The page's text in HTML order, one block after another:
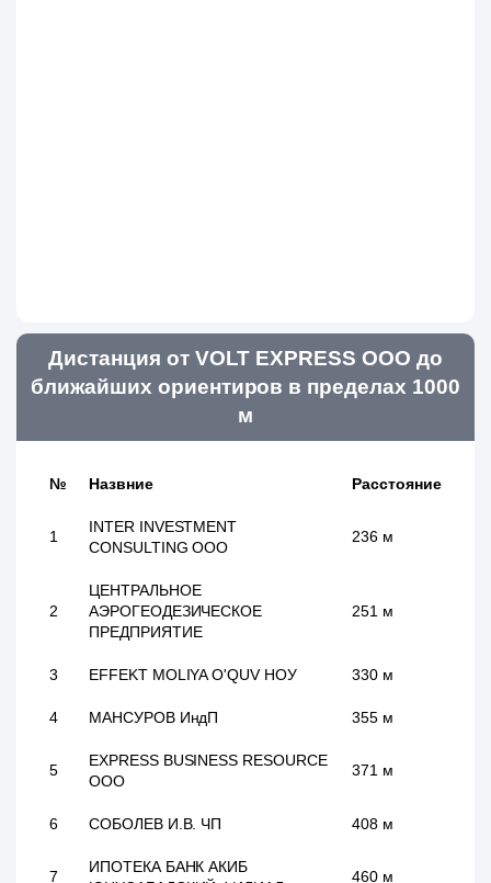
Дистанция от VOLT EXPRESS ООО до
ближайших ориентиров в пределах 1000
м
№ Назвние Расстояние
1
INTER INVESTMENT
CONSULTING ООО
236 м
2
ЦЕНТРАЛЬНОЕ
АЭРОГЕОДЕЗИЧЕСКОЕ
ПРЕДПРИЯТИЕ
251 м
3 EFFEKT MOLIYA O'QUV НОУ 330 м
4 МАНСУРОВ ИндП 355 м
5
EXPRESS BUSINESS RESOURCE
ООО
371 м
6 СОБОЛЕВ И.В. ЧП 408 м
7
ИПОТЕКА БАНК АКИБ
460 м